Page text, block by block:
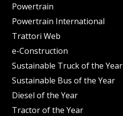
Powertrain
Powertrain International
Trattori Web
e-Construction
Sustainable Truck of the Year
Sustainable Bus of the Year
Diesel of the Year
Tractor of the Year